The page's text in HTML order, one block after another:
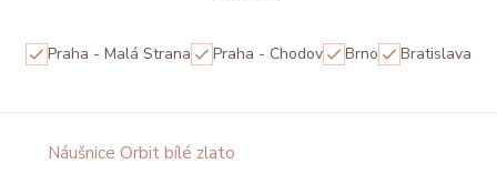
Praha - Malá Strana Praha - Chodov Brno Bratislava
Náušnice Orbit bílé zlato